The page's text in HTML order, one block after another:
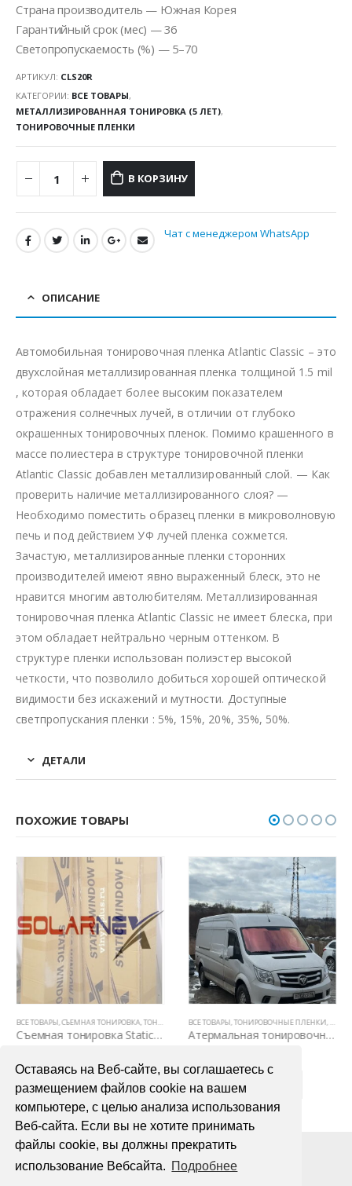
Оставаясь на Веб-сайте, вы соглашаетесь с
размещением файлов cookie на вашем
компьютере, с целью анализа использования
Веб-сайта. Если вы не хотите принимать
файлы cookie, вы должны прекратить
использование Вебсайта. Подробнее
Страна производитель — Южная Корея
Гарантийный срок (мес) — 36
Светопропускаемость (%) — 5–70
АРТИКУЛ: CLS20R
КАТЕГОРИИ: ВСЕ ТОВАРЫ,
МЕТАЛЛИЗИРОВАННАЯ ТОНИРОВКА (5 ЛЕТ),
ТОНИРОВОЧНЫЕ ПЛЕНКИ
В КОРЗИНУ
Чат с менеджером WhatsApp
ОПИСАНИЕ
Автомобильная тонировочная пленка Atlantic Classic – это
двухслойная металлизированная пленка толщиной 1.5 mil
, которая обладает более высоким показателем
отражения солнечных лучей, в отличии от глубоко
окрашенных тонировочных пленок. Помимо крашенного в
массе полиестера в структуре тонировочной пленки
Atlantic Classic добавлен металлизированный слой. — Как
проверить наличие металлизированного слоя? —
Необходимо поместить образец пленки в микроволновую
печь и под действием УФ лучей пленка сожмется.
Зачастую, металлизированные пленки сторонних
производителей имеют явно выраженный блеск, это не
нравится многим автолюбителям. Металлизированная
тонировочная пленка Atlantic Classic не имеет блеска, при
этом обладает нейтрально черным оттенком. В
структуре пленки использован полиэстер высокой
четкости, что позволило добиться хорошей оптической
видимости без искажений и мутности. Доступные
светпропускания пленки : 5%, 15%, 20%, 35%, 50%.
ДЕТАЛИ
ПОХОЖИЕ ТОВАРЫ
,ВСЕ ТОВАРЫ,ТОНИРОВОЧНЫЕ ПЛЕНКИ
ВСЕ ТОВАРЫ,СЪЕМНАЯ ТОНИРОВКА,ТОНИРОВОЧНЫЕ ПЛЕНКИ
Съемная тонировка Static PRO 5% (рулон)
В КОРЗИНУ
ВСЕ ТОВАРЫ,ТОНИРОВОЧНЫЕ ПЛЕНКИ,
Атермальная тонировочная пленка хамелеон OVERS Chameleon Purple Light 75
В КОРЗИНУ